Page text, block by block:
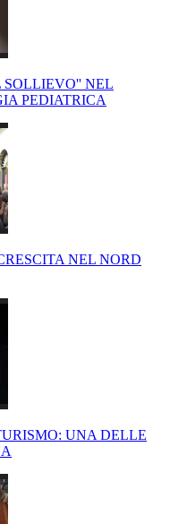
NEL
PEDIATRICA
NEL NORD
UNA DELLE